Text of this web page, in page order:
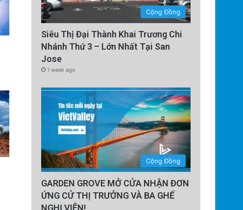
Cộng Đồng
Siêu Thị Đại Thành Khai Trương Chi
Nhánh Thứ 3 – Lớn Nhất Tại San
Jose
1 week ago
Cộng Đồng
GARDEN GROVE MỞ CỬA NHẬN ĐƠN
ỨNG CỬ THỊ TRƯỞNG VÀ BA GHẾ